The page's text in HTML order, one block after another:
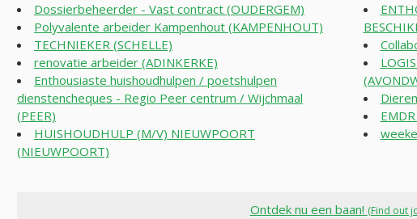
Dossierbeheerder - Vast contract (OUDERGEM)
Polyvalente arbeider Kampenhout (KAMPENHOUT)
TECHNIEKER (SCHELLE)
renovatie arbeider (ADINKERKE)
Enthousiaste huishoudhulpen / poetshulpen
dienstencheques - Regio Peer centrum / Wijchmaal
(PEER)
HUISHOUDHULP (M/V) NIEUWPOORT
(NIEUWPOORT)
Ontdek nu een baan! (Find out